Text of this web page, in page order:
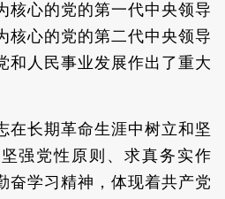
核心的党的第一代中央领导
核心的党的第二代中央领导
和人民事业发展作出了重大
在长期革命生涯中树立和坚
强党性原则、求真务实作
奋学习精神，体现着共产党